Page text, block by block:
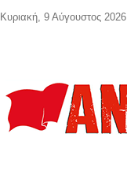
Κυριακή, 9 Αύγουστος 2026